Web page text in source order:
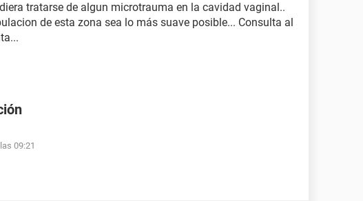
tratarse de algun microtrauma en la cavidad vaginal..
de esta zona sea lo más suave posible... Consulta al
09:21